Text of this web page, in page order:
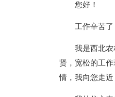
您好！
工作辛苦
我是西北
贤，宽松的工
情，我向您走近